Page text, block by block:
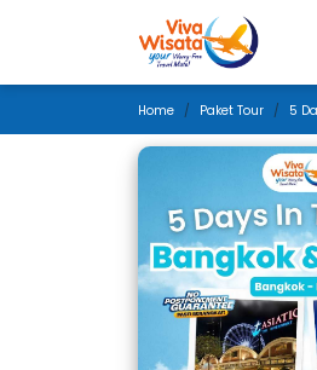
Home Paket Tour 5